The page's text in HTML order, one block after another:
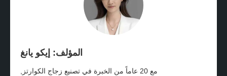
المؤلف: إيكو يانغ
مع 20 عاماً من الخبرة في تصنيع زجاج الكوارتز,